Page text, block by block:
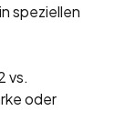
speziellen
vs.
oder